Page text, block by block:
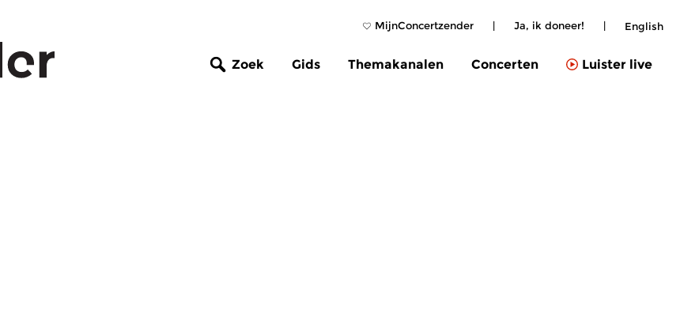
MijnConcertzender | Ja, ik doneer! | English
Zoek Gids Themakanalen Concerten Luister live